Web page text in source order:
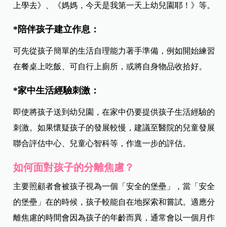
上學去》、《媽媽，今天是我第一天上幼兒園耶！》等。
* 陪伴孩子建立作息：
可先從孩子簡單的生活自理能力著手準備，例如開始練習
在餐桌上吃飯、可自行上廁所，或將自身物品收拾好。
*家中生活經驗刺激：
即使將孩子送到幼兒園，在家中仍要提供孩子生活經驗的
刺激。如果懷疑孩子的發展較慢，建議至醫院的兒童發展
聯合評估中心、兒童心智科等，作進一步的評估。
如何面對孩子的分離焦慮？
主要照顧者會被孩子視為一個「安全的堡壘」，當「安全
的堡壘」在的時候，孩子較能自在地探索和嘗試。適應分
離焦慮的時間會因為孩子的年齡而異，通常會以一個月作